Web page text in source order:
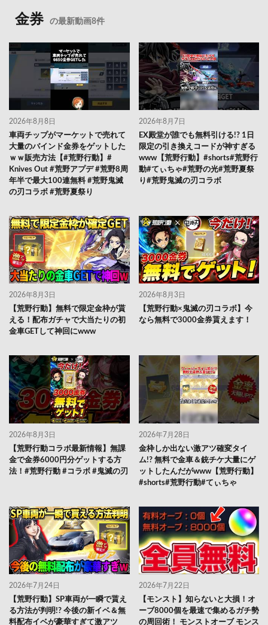
金券 の最新動画8件
2026年8月8日
車両チップがマーケットで売れて
大量のバインド金券をゲットした
ｗｗ販売方法【#荒野行動】#
Knives Out #荒野アプデ #荒野8周
年半で最大100連無料 #荒野鬼滅
の刃コラボ #荒野夏祭り
2026年8月7日
EX殿堂が誰でも無料引ける!? 1日
限定の引き換えコードが神すぎる
www【荒野行動】#shorts#荒野行
動#てぃちゃ#荒野の光#荒野夏祭
り#荒野鬼滅の刃コラボ
2026年8月3日
【荒野行動】無料で限定金枠が貰
える！配布ガチャで大当たりの初
金車GETして神回にwww
2026年8月3日
【荒野行動×鬼滅の刃コラボ】今
なら無料で3000金券貰えます！
2026年8月3日
【荒野行動コラボ最新情報】無課
金で金券6000円分ゲットする方
法！#荒野行動 #コラボ #鬼滅の刃
2026年7月28日
金枠しか出ない激アツ確変タイ
ム!? 無料で金車＆銃チケ大量にゲ
ットしたんだがwww【荒野行動】
#shorts#荒野行動#てぃちゃ
2026年7月24日
【荒野行動】SP車両が一瞬で貰え
る方法が判明!? 今後の新イベ＆無
料配布イベが豪華すぎて激アツ
2026年7月22日
【モンスト】知らないと大損！オ
ーブ8000個を最速で集めるガチ勢
の周回術！ モンストオーブ モンス